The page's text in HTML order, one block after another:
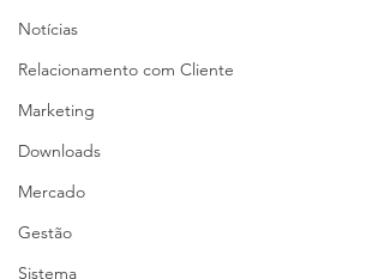
Notícias
Relacionamento com Cliente
Marketing
Downloads
Mercado
Gestão
Sistema